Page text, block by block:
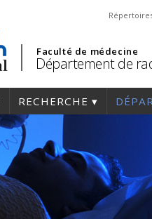
Faculté de médecine
Département de
RECHERCHE